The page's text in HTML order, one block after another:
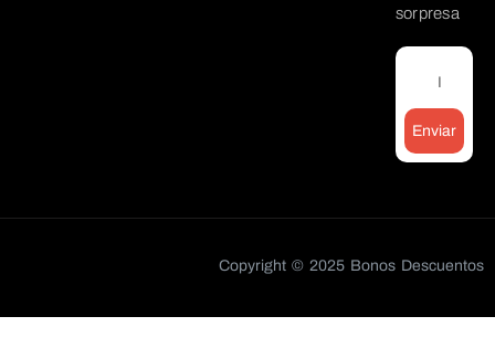
sorpresa
Enviar
Copyright © 2025 Bonos Descuentos